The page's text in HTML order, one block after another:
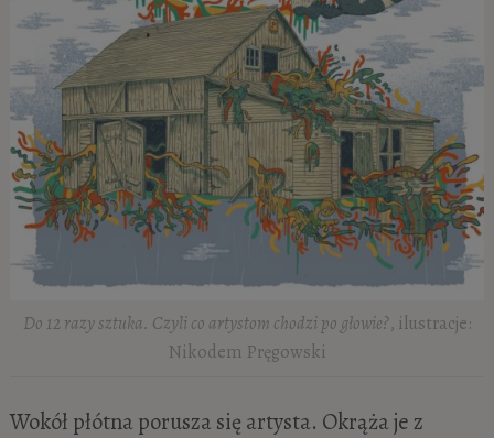
Do 12 razy sztuka. Czyli co artystom chodzi po głowie?, ilustracje:
Nikodem Pręgowski
Wokół płótna porusza się artysta. Okrąża je z